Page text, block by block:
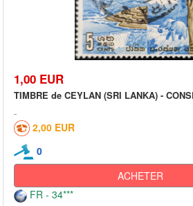
1,00 EUR
TIMBRE de CEYLAN (SRI LANKA) -
2,00 EUR
0
ACHETER
FR - 34***